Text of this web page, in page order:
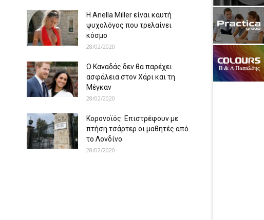
Η Anella Miller είναι καυτή
ψυχολόγος που τρελαίνει
κόσμο
28/02/2020
Ο Καναδάς δεν θα παρέχει
ασφάλεια στον Χάρι και τη
Μέγκαν
28/02/2020
Κορονοϊός: Επιστρέφουν με
πτήση τσάρτερ οι μαθητές από
το Λονδίνο
28/02/2020